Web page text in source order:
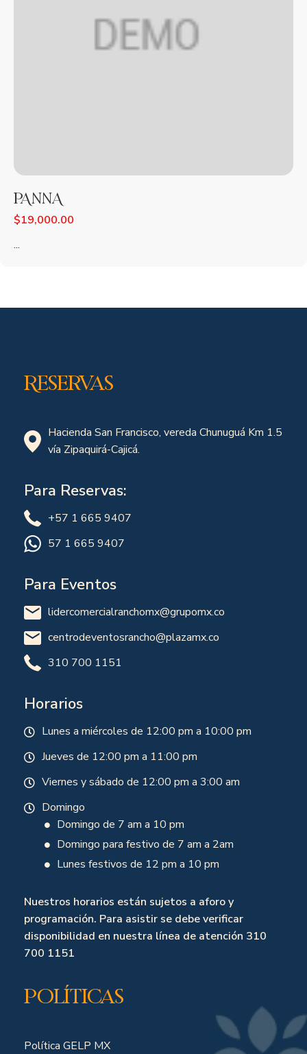
PANNA
$19,000.00
...
Reservas
Hacienda San Francisco, vereda Chunuguá Km 1.5
vía Zipaquirá-Cajicá.
Para Reservas:
+57 1 665 9407
57 1 665 9407
Para Eventos
lidercomercialranchomx@grupomx.co
centrodeventosrancho@plazamx.co
310 700 1151
Horarios
Lunes a miércoles de 12:00 pm a 10:00 pm
Jueves de 12:00 pm a 11:00 pm
Viernes y sábado de 12:00 pm a 3:00 am
Domingo
Domingo de 7 am a 10 pm
Domingo para festivo de 7 am a 2am
Lunes festivos de 12 pm a 10 pm
Nuestros horarios están sujetos a aforo y
programación. Para asistir se debe verificar
disponibilidad en nuestra línea de atención 310
700 1151
Políticas
Política GELP MX